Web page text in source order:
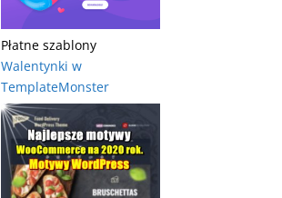
Płatne szablony
Walentynki w
TemplateMonster